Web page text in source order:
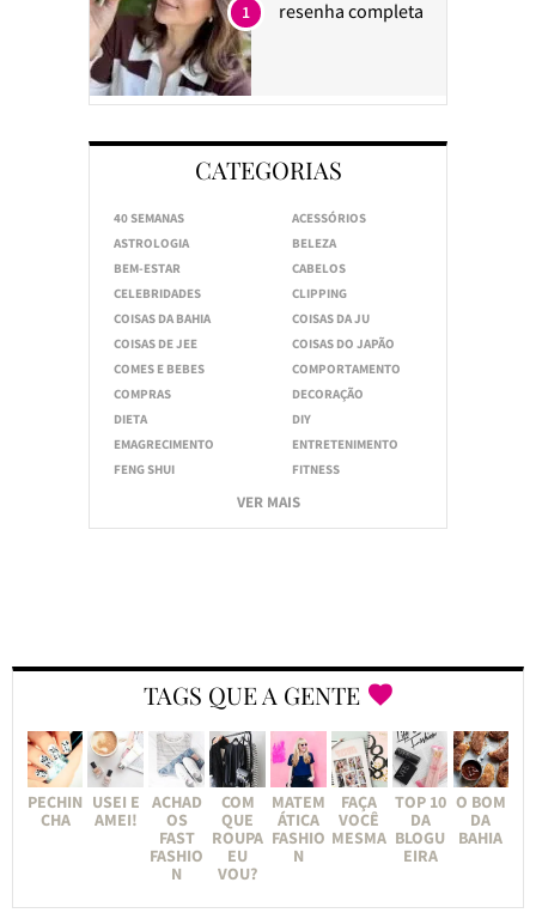
resenha completa
1
CATEGORIAS
40 SEMANAS
ACESSÓRIOS
ASTROLOGIA
BELEZA
BEM-ESTAR
CABELOS
CELEBRIDADES
CLIPPING
COISAS DA BAHIA
COISAS DA JU
COISAS DE JEE
COISAS DO JAPÃO
COMES E BEBES
COMPORTAMENTO
COMPRAS
DECORAÇÃO
DIETA
DIY
EMAGRECIMENTO
ENTRETENIMENTO
FENG SHUI
FITNESS
VER MAIS
TAGS QUE A GENTE
PECHIN
CHA
USEI E
AMEI!
ACHAD
OS
FAST
FASHIO
N
COM
QUE
ROUPA
EU
VOU?
MATEM
ÁTICA
FASHIO
N
FAÇA
VOCÊ
MESMA
TOP 10
DA
BLOGU
EIRA
O BOM
DA
BAHIA